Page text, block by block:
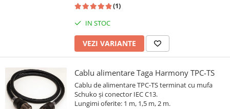
(1)
IN STOC
VEZI VARIANTE
Cablu alimentare Taga Harmony TPC-TS
Cablu de alimentare TPC-TS terminat cu mufa
Schuko și conector IEC C13.
Lungimi oferite: 1 m, 1,5 m, 2 m.